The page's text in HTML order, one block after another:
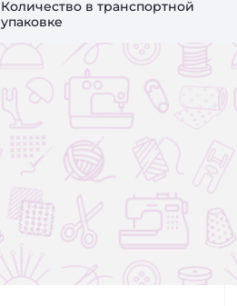
Количество в транспортной
упаковке